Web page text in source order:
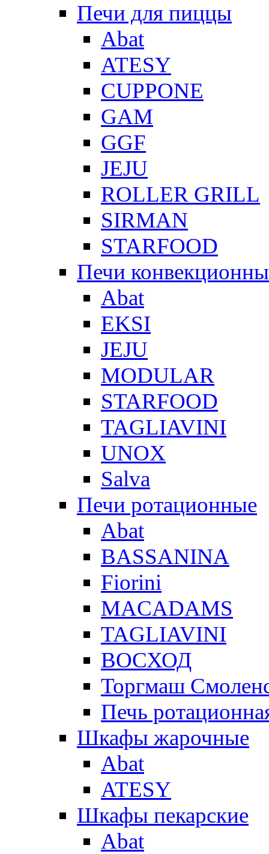
Печи для пиццы
Abat
ATESY
CUPPONE
GAM
GGF
JEJU
ROLLER GRILL
SIRMAN
STARFOOD
Печи
Abat
EKSI
JEJU
MODULAR
STARFOOD
TAGLIAVINI
UNOX
Salva
Печи ротационные
Abat
BASSANINA
Fiorini
MACADAMS
TAGLIAVINI
ВОСХОД
Торгмаш
Печь
Шкафы жарочные
Abat
ATESY
Шкафы пекарские
Abat